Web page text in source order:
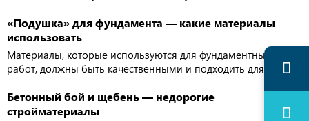
«Подушка» для фундамента — какие материалы
использовать
Материалы, которые используются для фундаментных
работ, должны быть качественными и подходить для них.
Бетонный бой и щебень — недорогие
стройматериалы